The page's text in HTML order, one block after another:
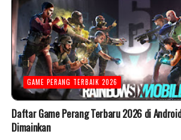
GAME PERANG TERBAIK 2026
Daftar Game Perang Terbaru 2026 di
Dimainkan